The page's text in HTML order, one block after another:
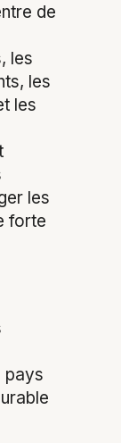
de
les
les
les
les
forte
pays